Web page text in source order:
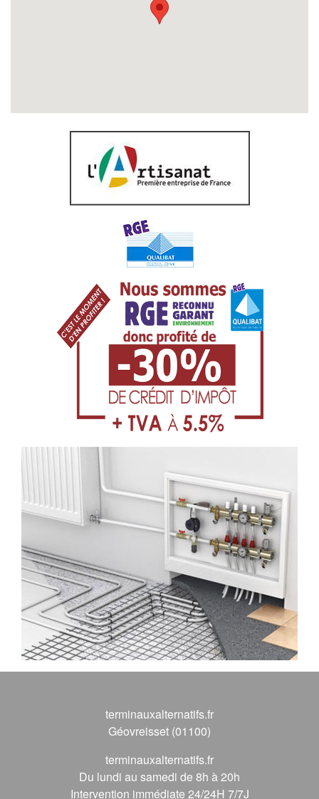
terminauxalternatifs.fr
Géovreisset (01100)
terminauxalternatifs.fr
Du lundi au samedi de 8h à 20h
Intervention immédiate 24/24H 7/7J